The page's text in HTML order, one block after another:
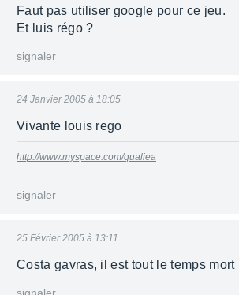
Faut pas utiliser google pour ce jeu.
Et luis régo ?
signaler
24 Janvier 2005 à 18:05
Vivante louis rego
http://www.myspace.com/qualiea
signaler
25 Février 2005 à 13:11
Costa gavras, il est tout le temps